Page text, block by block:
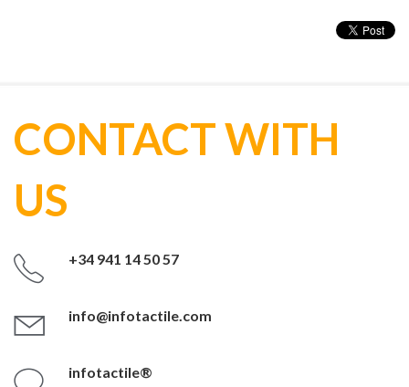
CONTACT WITH
US
+34 941 14 50 57
info@infotactile.com
infotactile®